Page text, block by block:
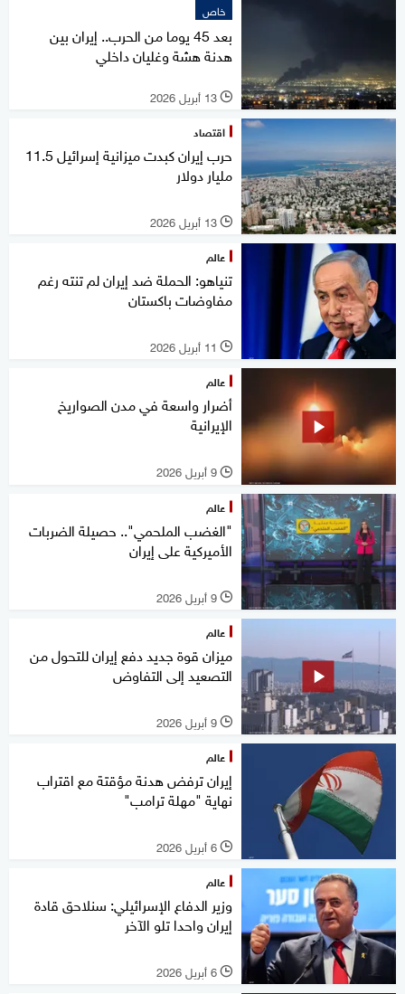
خاص
بعد 45 يوما من الحرب.. إيران بين
هدنة هشة وغليان داخلي
l 13 أبريل 2026
اقتصاد
حرب إيران كبدت ميزانية إسرائيل 11.5
مليار دولار
l 13 أبريل 2026
عالم
تنياهو: الحملة ضد إيران لم تنته رغم
مفاوضات باكستان
l 11 أبريل 2026
عالم
أضرار واسعة في مدن الصواريخ
الإيرانية
l 9 أبريل 2026
عالم
"الغضب الملحمي".. حصيلة الضربات
الأميركية على إيران
l 9 أبريل 2026
عالم
ميزان قوة جديد دفع إيران للتحول من
التصعيد إلى التفاوض
l 9 أبريل 2026
عالم
إيران ترفض هدنة مؤقتة مع اقتراب
نهاية "مهلة ترامب"
l 6 أبريل 2026
عالم
وزير الدفاع الإسرائيلي: سنلاحق قادة
إيران واحدا تلو الآخر
l 6 أبريل 2026